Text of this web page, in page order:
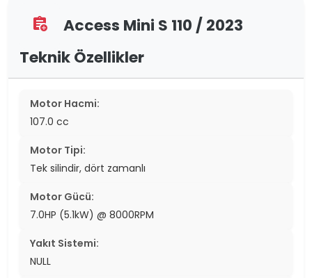
assignment_add
Access Mini S 110 / 2023
Teknik Özellikler
Motor Hacmi:
107.0 cc
Motor Tipi:
Tek silindir, dört zamanlı
Motor Gücü:
7.0HP (5.1kW) @ 8000RPM
Yakıt Sistemi:
NULL